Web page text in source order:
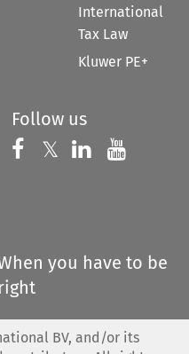
International
Tax Law
Kluwer PE+
Follow us
Follow us on
𝕏 Follow us on
Follow us
you have to be
right
BV, and/or its